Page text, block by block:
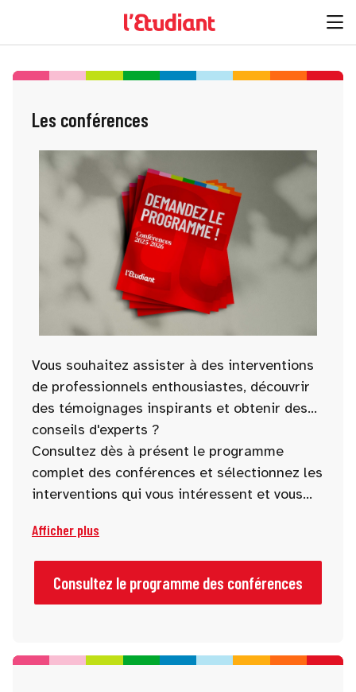
Les conférences
Vous souhaitez assister à des interventions
de professionnels enthousiastes, découvrir
des témoignages inspirants et obtenir des
conseils d'experts ?
Consultez dès à présent le programme
complet des conférences et sélectionnez les
interventions qui vous intéressent et vous
Afficher plus
Consultez le programme des conférences